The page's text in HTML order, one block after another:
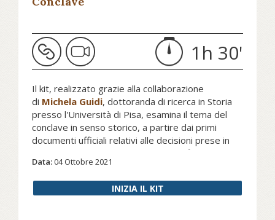
cardinale e le speculazioni sui
problemi di salute del papa.
Continua a leggere su internazionale.it...
Approfondisci il tema del conclave grazie al
1h 30'
Il kit, realizzato grazie alla collaborazione
di Michela Guidi, dottoranda di ricerca in Storia
presso l'Università di Pisa, esamina il tema del
conclave in senso storico, a partire dai primi
documenti ufficiali relativi alle decisioni prese in
merito all'elezione di un nuovo pontefice nel XIII
secolo
Data:04 Ottobre 2021
INIZIA IL KIT